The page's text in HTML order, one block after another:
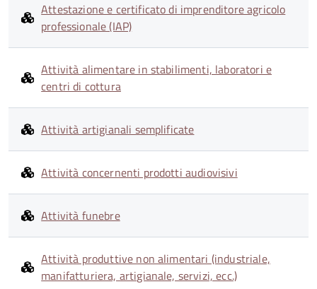
Attestazione e certificato di imprenditore agricolo
professionale (IAP)
Attività alimentare in stabilimenti, laboratori e
centri di cottura
Attività artigianali semplificate
Attività concernenti prodotti audiovisivi
Attività funebre
Attività produttive non alimentari (industriale,
manifatturiera, artigianale, servizi, ecc.)